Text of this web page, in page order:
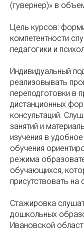
(гувернер)» в
Цель курсов:
компетентности
педагогики и
Индивидуальный
реализовывать
переподготовки в
дистанционных
консультаций.
занятий и
изучения в
обучения
режима
обучающихся,
присутствовать на
Стажировка
дошкольных
Ивановской